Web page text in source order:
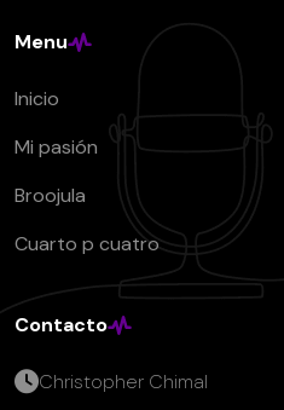
Menu
Inicio
Mi pasión
Broojula
Cuarto p cuatro
Contacto
Christopher Chimal